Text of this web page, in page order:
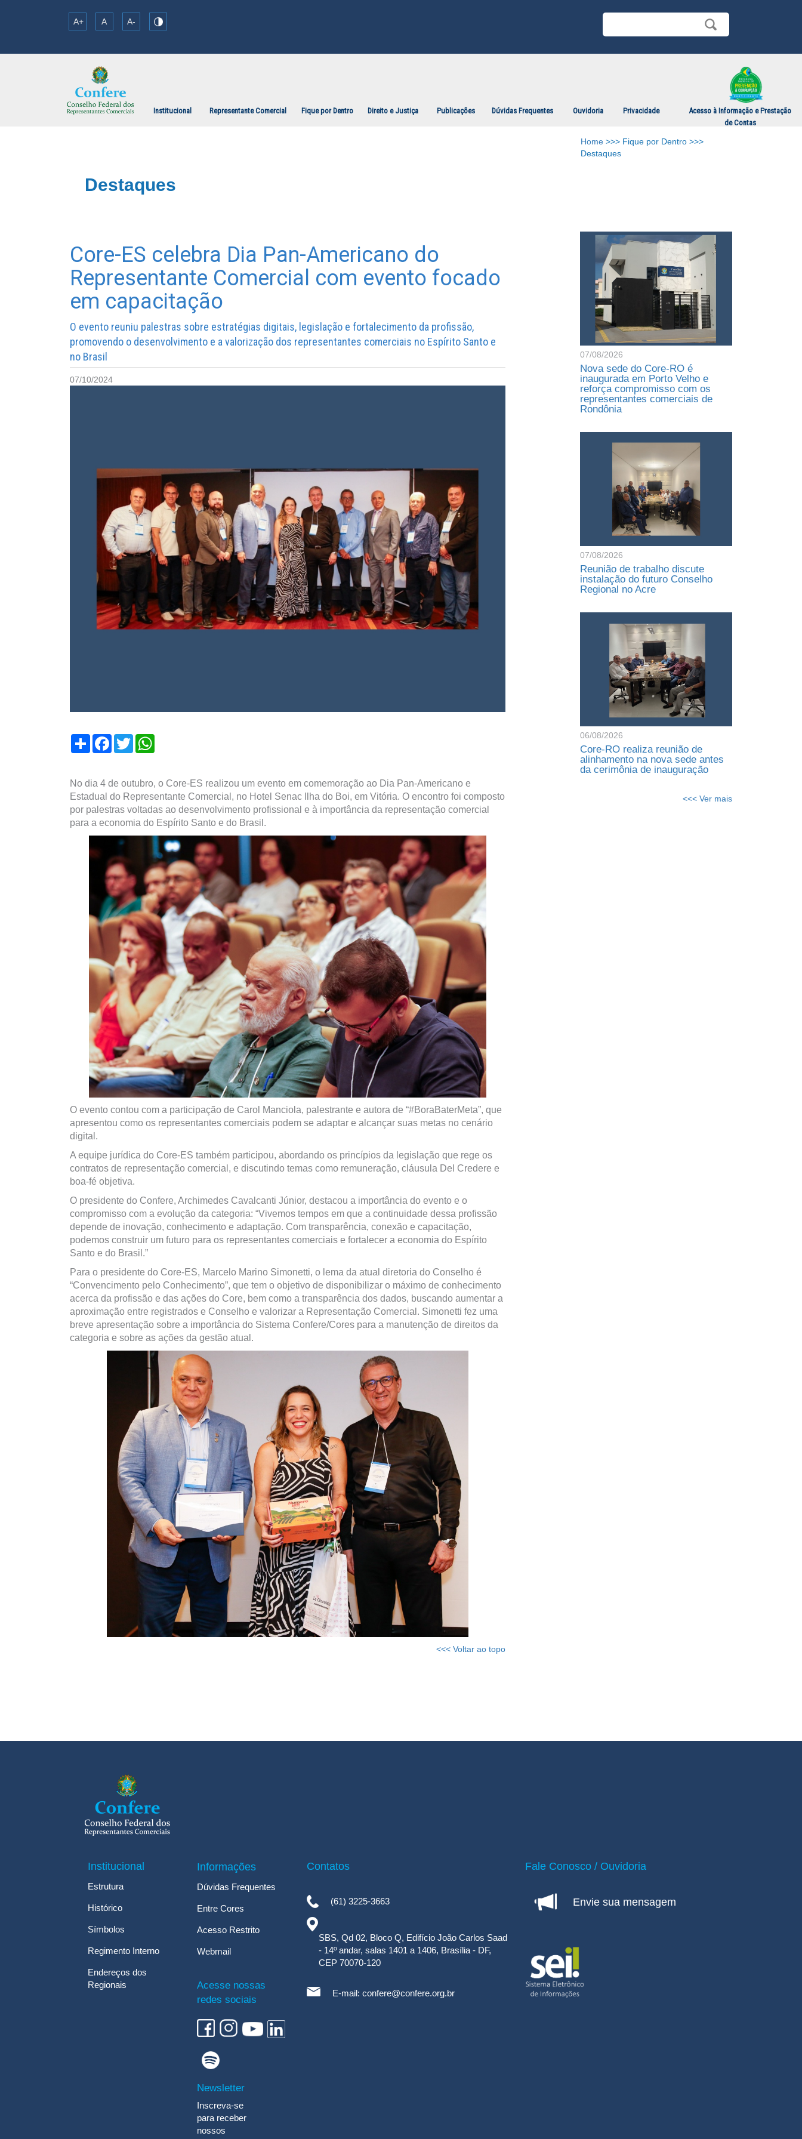
A+ A A-
Institucional Representante Comercial Fique por Dentro Direito e Justiça Publicações Dúvidas Frequentes Ouvidoria Privacidade
Acesso à Informação e Prestação
de Contas
Home >>> Fique por Dentro >>>
Destaques
Destaques
Core-ES celebra Dia Pan-Americano do
Representante Comercial com evento focado
em capacitação
O evento reuniu palestras sobre estratégias digitais, legislação e fortalecimento da profissão,
promovendo o desenvolvimento e a valorização dos representantes comerciais no Espírito Santo e
no Brasil
07/10/2024
Compartilhar
Facebook
Twitter
No dia 4 de outubro, o Core-ES realizou um evento em comemoração ao Dia Pan-Americano e
Estadual do Representante Comercial, no Hotel Senac Ilha do Boi, em Vitória. O encontro foi composto
por palestras voltadas ao desenvolvimento profissional e à importância da representação comercial
para a economia do Espírito Santo e do Brasil.
O evento contou com a participação de Carol Manciola, palestrante e autora de “#BoraBaterMeta”, que
apresentou como os representantes comerciais podem se adaptar e alcançar suas metas no cenário
digital.
A equipe jurídica do Core-ES também participou, abordando os princípios da legislação que rege os
contratos de representação comercial, e discutindo temas como remuneração, cláusula Del Credere e
boa-fé objetiva.
O presidente do Confere, Archimedes Cavalcanti Júnior, destacou a importância do evento e o
compromisso com a evolução da categoria: “Vivemos tempos em que a continuidade dessa profissão
depende de inovação, conhecimento e adaptação. Com transparência, conexão e capacitação,
podemos construir um futuro para os representantes comerciais e fortalecer a economia do Espírito
Santo e do Brasil.”
Para o presidente do Core-ES, Marcelo Marino Simonetti, o lema da atual diretoria do Conselho é
“Convencimento pelo Conhecimento”, que tem o objetivo de disponibilizar o máximo de conhecimento
acerca da profissão e das ações do Core, bem como a transparência dos dados, buscando aumentar a
aproximação entre registrados e Conselho e valorizar a Representação Comercial. Simonetti fez uma
breve apresentação sobre a importância do Sistema Confere/Cores para a manutenção de direitos da
categoria e sobre as ações da gestão atual.
<<< Voltar ao topo
07/08/2026
Nova sede do Core-RO é
inaugurada em Porto Velho e
reforça compromisso com os
representantes comerciais de
Rondônia
07/08/2026
Reunião de trabalho discute
instalação do futuro Conselho
Regional no Acre
06/08/2026
Core-RO realiza reunião de
alinhamento na nova sede antes
da cerimônia de inauguração
<<< Ver mais
Institucional
Estrutura
Histórico
Símbolos
Regimento Interno
Endereços dos
Regionais
Informações
Dúvidas Frequentes
Entre Cores
Acesso Restrito
Webmail
Acesse nossas
redes sociais
Newsletter
Inscreva-se
para receber
nossos
Contatos
(61) 3225-3663
SBS, Qd 02, Bloco Q, Edifício João Carlos Saad
- 14º andar, salas 1401 a 1406, Brasília - DF,
CEP 70070-120
E-mail: confere@confere.org.br
Fale Conosco / Ouvidoria
Envie sua mensagem